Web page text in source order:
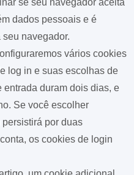
se seu navegador aceita
dados pessoais e é
navegador.
vários cookies
log in e suas escolhas de
duram dois dias, e
Se você escolher
por duas
os cookies de login